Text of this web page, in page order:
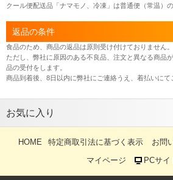
クール便配送品「ナマモノ、冷凍」は普通便（常温）
返品の条件
食品のため、商品の返品は原則受け付けておりません。
ただし、弊社に原因のある不良品、注文と異なる商品
品の受付をします。
商品到着後、8日以内に弊社にご連絡うえ、着払いにて
お気に入り
HOME 特定商取引法に基づく表示 お問
マイページ
PCサイ